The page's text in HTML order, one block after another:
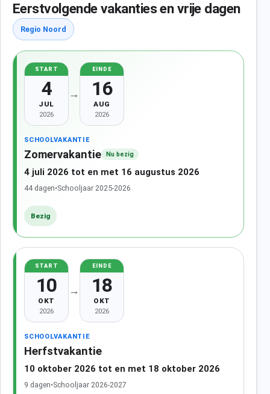
Eerstvolgende vakanties en vrije dagen
Regio Noord
START
4
JUL
2026
→
EINDE
16
AUG
2026
SCHOOLVAKANTIE
Zomervakantie Nu bezig
4 juli 2026 tot en met 16 augustus 2026
44 dagen•Schooljaar 2025-2026
Bezig
START
10
OKT
2026
→
EINDE
18
OKT
2026
SCHOOLVAKANTIE
Herfstvakantie
10 oktober 2026 tot en met 18 oktober 2026
9 dagen•Schooljaar 2026-2027